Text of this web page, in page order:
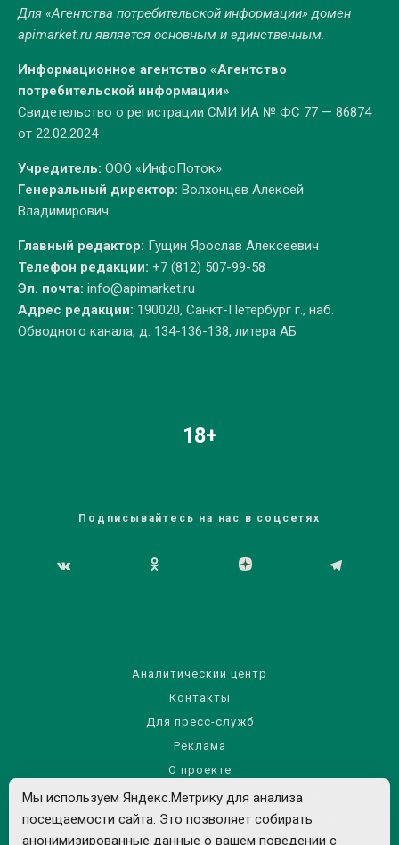
Для «Агентства потребительской информации» домен
apimarket.ruявляется основным и единственным.
Информационное агентство «Агентство
потребительской информации»
Свидетельство о регистрации СМИ ИА № ФС 77 — 86874
от 22.02.2024
Учредитель: ООО «ИнфоПоток»
Генеральный директор: Волхонцев Алексей
Владимирович
Главный редактор: Гущин Ярослав Алексеевич
Телефон редакции: +7 (812) 507-99-58
Эл. почта: info@apimarket.ru
Адрес редакции: 190020, Санкт-Петербург г., наб.
Обводного канала, д. 134-136-138, литера АБ
18+
Подписывайтесь на нас в соцсетях
Аналитический центр
Контакты
Для пресс-служб
Реклама
О проекте
Правила использования материалов сайта
Политика обработки персональных данных
Мы используем Яндекс.Метрику для анализа
посещаемости сайта. Это позволяет собирать
анонимизированные данные о вашем поведении с